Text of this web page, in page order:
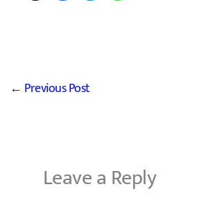
← Previous Post
Leave a Reply